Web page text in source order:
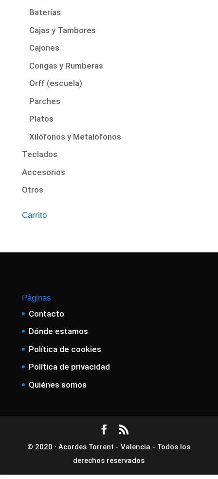
Baterías
Cajas y Tambores
Cajones
Congas y Rumberas
Orff (escuela)
Parches
Platos
Xilófonos y Metalófonos
Teclados
Accesorios
Otros
Carrito
Páginas
Contacto
Dónde estamos
Política de cookies
Política de privacidad
Quiénes somos
© 2020 · Acordes Torrent - Valencia - Todos los
derechos reservados